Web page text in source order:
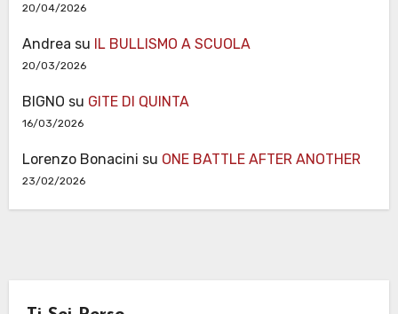
20/04/2026
Andrea su IL BULLISMO A SCUOLA
20/03/2026
BIGNO su GITE DI QUINTA
16/03/2026
Lorenzo Bonacini su ONE BATTLE AFTER ANOTHER
23/02/2026